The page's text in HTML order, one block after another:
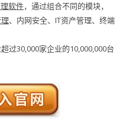
软件，通过组合不同的模块，
、内网安全、IT资产管理、终端
过30,000家企业的10,000,000台